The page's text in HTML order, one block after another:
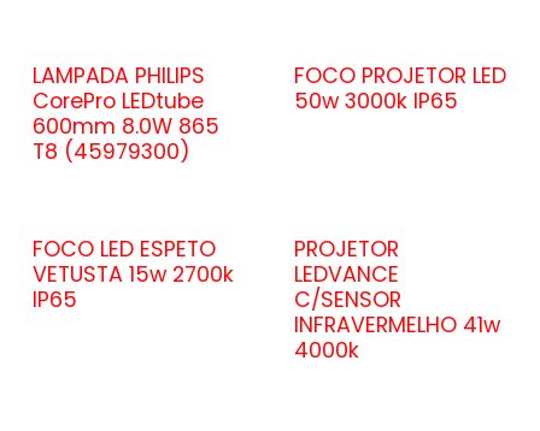
LAMPADA PHILIPS
CorePro LEDtube
600mm 8.0W 865
T8 (45979300)
FOCO PROJETOR LED
50w 3000k IP65
FOCO LED ESPETO
VETUSTA 15w 2700k
IP65
PROJETOR
LEDVANCE
C/SENSOR
INFRAVERMELHO 41w
4000k